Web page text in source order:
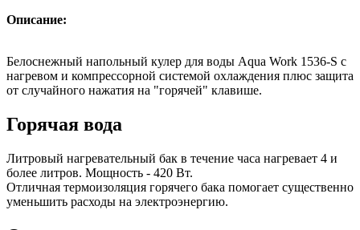
Описание:
Белоснежный напольный кулер для воды Aqua Work 1536-S с
нагревом и компрессорной системой охлаждения плюс защита
от случайного нажатия на "горячей" клавише.
Горячая вода
Литровый нагревательный бак в течение часа нагревает 4 и
более литров. Мощность - 420 Вт.
Отличная термоизоляция горячего бака помогает существенно
уменьшить расходы на электроэнергию.